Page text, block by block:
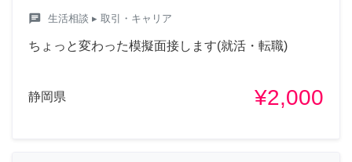
chat 生活相談 ▸ 取引・キャリア
ちょっと変わった模擬面接します(就活・転職)
静岡県 ¥2,000